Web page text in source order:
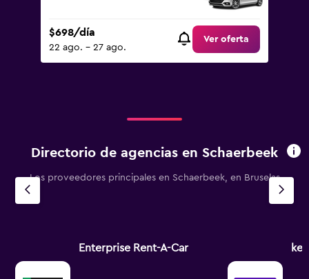
$698/día
22 ago. - 27 ago.
Ver oferta
Directorio de agencias en Schaerbeek
Los proveedores principales en Schaerbeek, en Bruselas
Enterprise Rent-A-Car